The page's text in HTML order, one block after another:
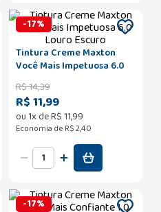
-17%
Tintura Creme Maxton
Você Mais Impetuosa 6.0
Louro Escuro
R$14,39
R$ 11,99
ou1x deR$11,99
Economia de R$ 2,40
-17%